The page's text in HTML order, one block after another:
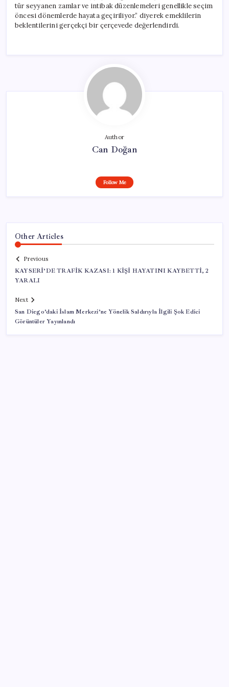
tür seyyanen zamlar ve intibak düzenlemeleri genellikle seçim
öncesi dönemlerde hayata geçiriliyor.” diyerek emeklilerin
beklentilerini gerçekçi bir çerçevede değerlendirdi.
Author
Can Doğan
Follow Me
Other Articles
Previous
KAYSERİ’DE TRAFİK KAZASI: 1 KİŞİ HAYATINI KAYBETTİ, 2
YARALI
Next
San Diego’daki İslam Merkezi’ne Yönelik Saldırıyla İlgili Şok Edici
Görüntüler Yayınlandı